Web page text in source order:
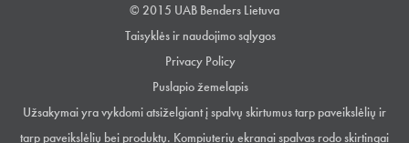
© 2015 UAB Benders Lietuva
Taisyklės ir naudojimo sąlygos
Privacy Policy
Puslapio žemelapis
Užsakymai yra vykdomi atsiželgiant į spalvų skirtumus tarp paveikslėlių ir
tarp paveikslėlių bei produktų. Kompiuterių ekranai spalvas rodo skirtingai